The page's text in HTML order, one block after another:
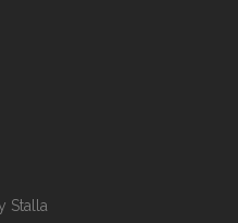
Stalla